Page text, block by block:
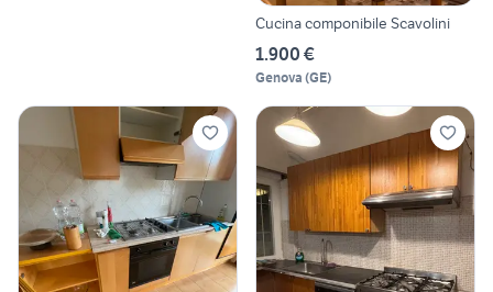
Cucina componibile Scavolini
1.900 €
Genova (GE)